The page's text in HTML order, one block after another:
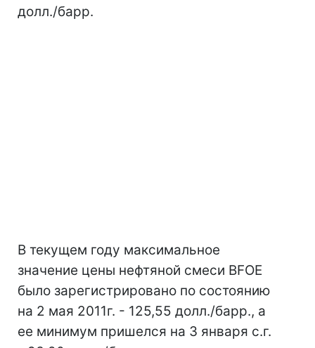
долл./барр.
В текущем году максимальное
значение цены нефтяной смеси BFOE
было зарегистрировано по состоянию
на 2 мая 2011г. - 125,55 долл./барр., а
ее минимум пришелся на 3 января с.г.